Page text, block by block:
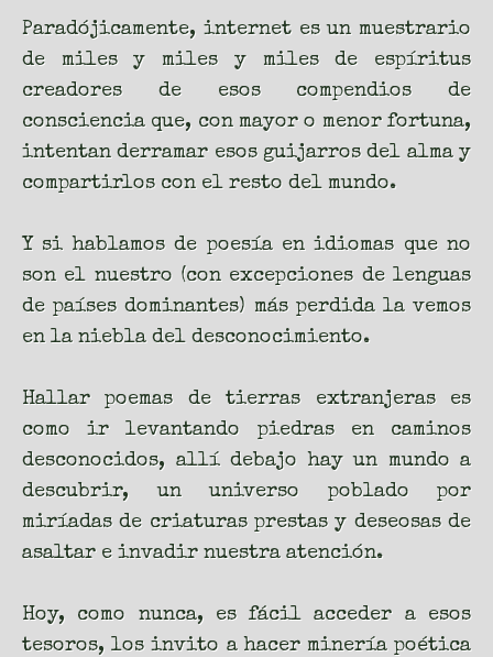
Paradójicamente, internet es un muestrario
de miles y miles y miles de espíritus
creadores de esos compendios de
consciencia que, con mayor o menor fortuna,
intentan derramar esos guijarros del alma y
compartirlos con el resto del mundo.
Y si hablamos de poesía en idiomas que no
son el nuestro (con excepciones de lenguas
de países dominantes) más perdida la vemos
en la niebla del desconocimiento.
Hallar poemas de tierras extranjeras es
como ir levantando piedras en caminos
desconocidos, allí debajo hay un mundo a
descubrir, un universo poblado por
miríadas de criaturas prestas y deseosas de
asaltar e invadir nuestra atención.
Hoy, como nunca, es fácil acceder a esos
tesoros, los invito a hacer minería poética